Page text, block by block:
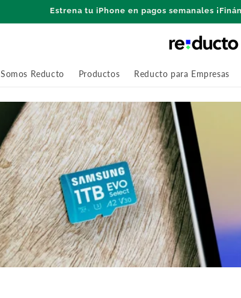
Estrena tu iPhone en pagos semanales
Somos Reducto Productos Reducto para Empresas